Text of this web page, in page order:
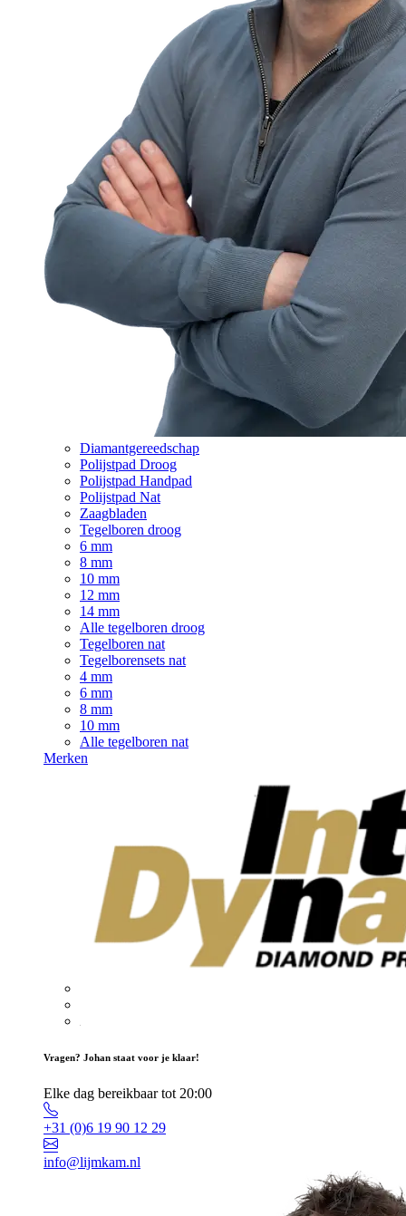
Diamantgereedschap
Polijstpad Droog
Polijstpad Handpad
Polijstpad Nat
Zaagbladen
Tegelboren droog
6 mm
8 mm
10 mm
12 mm
14 mm
Alle tegelboren droog
Tegelboren nat
Tegelborensets nat
4 mm
6 mm
8 mm
10 mm
Alle tegelboren nat
Merken
Vragen? Johan staat voor je klaar!
Elke dag bereikbaar tot 20:00
+31 (0)6 19 90 12 29
info@lijmkam.nl